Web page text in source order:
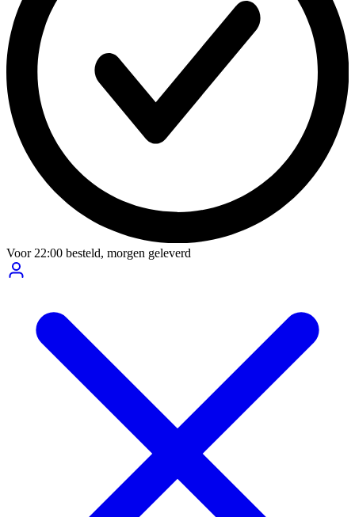
Voor22:00 besteld, morgen geleverd